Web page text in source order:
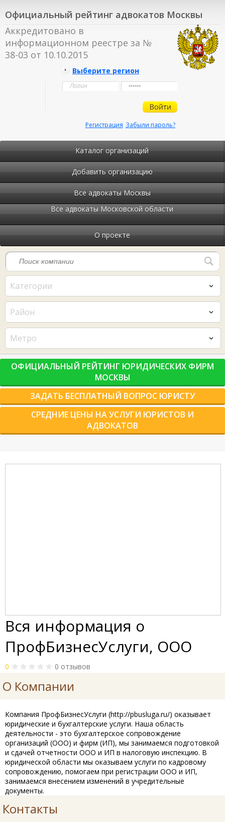
Официальный рейтинг адвокатов Москвы
Аккредитовано в
информационном реестре за №
38-03 от 10.10.2015
Выберите регион
Забыли пароль?
Регистрация
Каталог организаций
Добавить организацию
Все адвокаты Москвы
Все адвокаты Московской области
О проекте
Категории
Район
Метро
ОФИЦИАЛЬНЫЙ РЕЙТИНГ ЮРИДИЧЕСКИХ ФИРМ
МОСКВЫ
ЗАДАТЬ БЕСПЛАТНЫЙ ВОПРОС ЮРИСТУ
СРЕДНИЕ ЦЕНЫ НА УСЛУГИ ЮРИСТОВ И
АДВОКАТОВ
Вся информация о
ПрофБизнесУслуги, ООО
0 0 отзывов
О Компании
Компания ПрофБизнесУслуги (http://pbusluga.ru/) оказывает
юридические и бухгалтерские услуги. Наша область
деятельности - это бухгалтерское сопровождение
организаций (ООО) и фирм (ИП), мы занимаемся подготовкой
и сдачей отчетности ООО и ИП в налоговую инспекцию. В
юридической области мы оказываем услуги по кадровому
сопровождению, помогаем при регистрации ООО и ИП,
занимаемся внесением изменений в учредительные
документы.
Контакты